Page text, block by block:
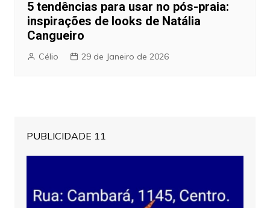
5 tendências para usar no pós-praia:
inspirações de looks de Natália
Cangueiro
Célio 29 de Janeiro de 2026
PUBLICIDADE 11